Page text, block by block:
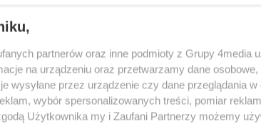
Smaków w Rzeczniowie
w Rzeczniowie odbędzie się Festiwal
Smaków przeniesiony!
partnerów oraz inne podmioty z Grupy 4media
na urządzeniu oraz przetwarzamy dane
wysyłane przez urządzenie czy dane przeglądania w
wybór spersonalizowanych treści, pomiar
Użytkownika my i Zaufani Partnerzy możemy